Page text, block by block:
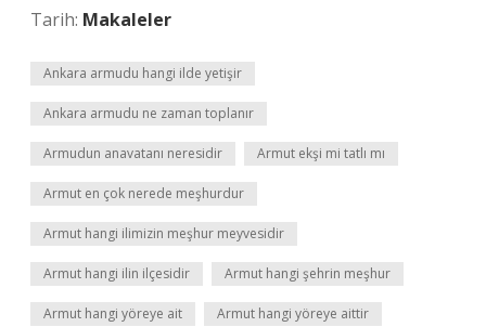
Tarih: Makaleler
Ankara armudu hangi ilde yetişir
Ankara armudu ne zaman toplanır
Armudun anavatanı neresidir Armut ekşi mi tatlı mı
Armut en çok nerede meşhurdur
Armut hangi ilimizin meşhur meyvesidir
Armut hangi ilin ilçesidir Armut hangi şehrin meşhur
Armut hangi yöreye ait Armut hangi yöreye aittir